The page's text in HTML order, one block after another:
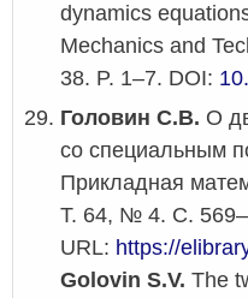
dynamics
Mechanics and
38. P. 1–7. DOI:
Головин С.В. О
со специальным
Прикладная
Т. 64, № 4. С.
URL: https://
Golovin S.V. The